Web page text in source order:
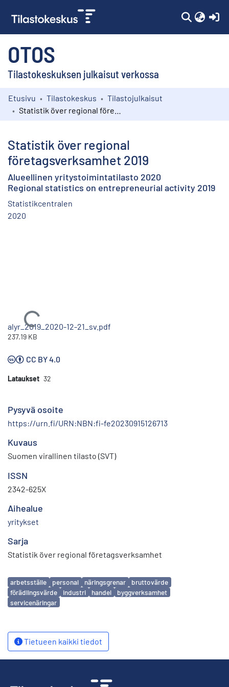
OTOS
Tilastokeskuksen julkaisut verkossa
Kokoelmat
Etusivu Tilastokeskus
Tilastojulkaisut
Statistik över regional
företagsverksamhet 2019
Alueellinen yritystoimintatilasto 2020
Regional statistics on entrepreneurial activity 2019
Statistikcentralen
2020
Ladataan...
alyr_2019_2020-12-21_sv.pdf
237.19 KB
CC BY 4.0
Lataukset 32
Pysyvä osoite
https://urn.fi/URN:NBN:fi-fe20230915126713
Kuvaus
Suomen virallinen tilasto (SVT)
ISSN
2342-625X
Aihealue
yritykset
Sarja
Statistik över regional företagsverksamhet
Avainsanat
arbetsställe personal näringsgrenar
bruttovärde
förädlingsvärde
industri handel
byggverksamhet
servicenäringar
Tietueen kaikki tiedot